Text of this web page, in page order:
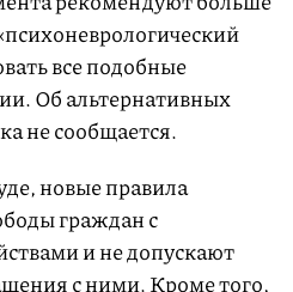
все подобные
Об альтернативных
не сообщается.
новые правила
граждан с
и не допускают
с ними. Кроме того,